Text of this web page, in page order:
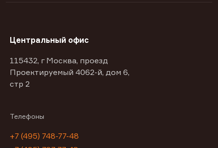
Центральный офис
115432, г Москва, проезд
Проектируемый 4062-й, дом 6,
стр 2
Телефоны
+7 (495) 748-77-48